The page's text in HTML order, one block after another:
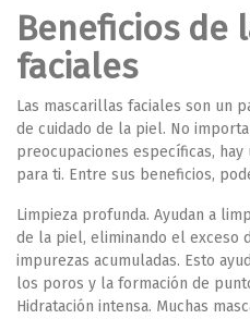
Beneficios de
faciales
Las mascarillas faciales son un
de cuidado de la piel. No
preocupaciones específicas,
para ti. Entre sus beneficios,
Limpieza profunda. Ayudan a
de la piel, eliminando el exceso
impurezas acumuladas. Esto
los poros y la formación de
Hidratación intensa. Muchas